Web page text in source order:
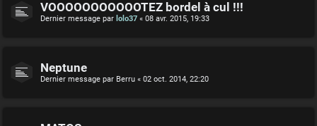
VOOOOOOOOOOOTEZ bordel à cul !!!
Dernier message par lolo37 « 08 avr. 2015, 19:33
Neptune
Dernier message par Berru « 02 oct. 2014, 22:20